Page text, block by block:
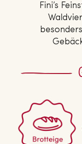
Fini’s